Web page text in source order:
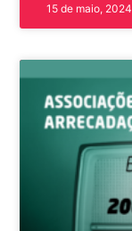
15 de maio, 2024